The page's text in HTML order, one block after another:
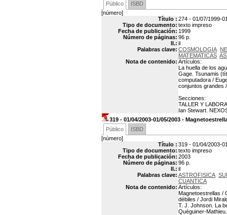
Público
ISBD
[número]
Título : 274 - 01/07/1999-
Tipo de documento: texto impreso
Fecha de publicación: 1999
Número de páginas: 96 p.
Il.: il
Palabras clave: COSMOLOGIA
MATEMATICAS
Nota de contenido: Artículos:
La huella de los
Gage. Tsunamis
computadora /
conjuntos grandes
Secciones:
TALLER Y
Ian Stewart.
319 - 01/04/2003-01/05/2003 -
Público
ISBD
[número]
Título : 319 - 01/04/2003-
Tipo de documento: texto impreso
Fecha de publicación: 2003
Número de páginas: 96 p.
Il.: il
Palabras clave: ASTROFISICA
CUANTICA
Nota de contenido: Artículos:
Magnetoestrellas /
débiles / Jordi
T. J. Johnson. La
Quéguiner-